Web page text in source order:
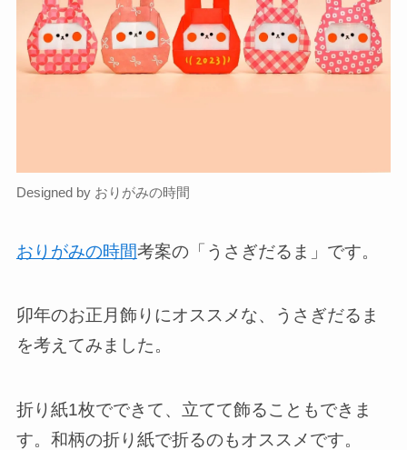
Designed by おりがみの時間
おりがみの時間考案の「うさぎだるま」です。
卯年のお正月飾りにオススメな、うさぎだるま
を考えてみました。
折り紙1枚でできて、立てて飾ることもできま
す。和柄の折り紙で折るのもオススメです。